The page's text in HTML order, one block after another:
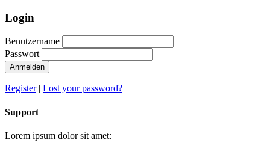
Login
Benutzername
Passwort
Anmelden
Register| Lost your password?
Support
Lorem ipsum dolor sit amet: